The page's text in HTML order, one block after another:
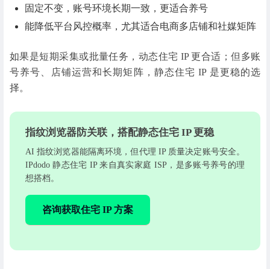
固定不变，账号环境长期一致，更适合养号
能降低平台风控概率，尤其适合电商多店铺和社媒矩阵
如果是短期采集或批量任务，动态住宅 IP 更合适；但多账
号养号、店铺运营和长期矩阵，静态住宅 IP 是更稳的选
择。
指纹浏览器防关联，搭配静态住宅 IP 更稳
AI 指纹浏览器能隔离环境，但代理 IP 质量决定账号安全。
IPdodo 静态住宅 IP 来自真实家庭 ISP，是多账号养号的理
想搭档。
咨询获取住宅 IP 方案